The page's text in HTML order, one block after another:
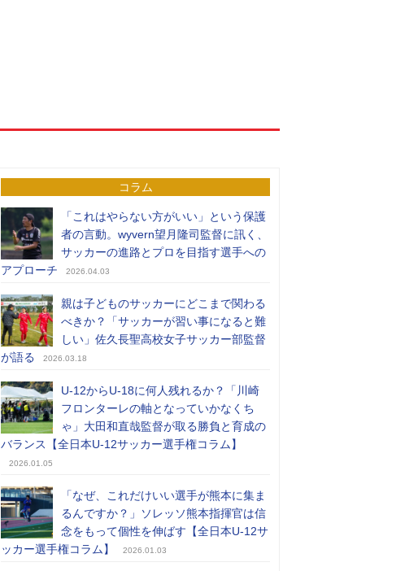
コラム
「これはやらない方がいい」という保護
者の言動。wyvern望月隆司監督に訊く、
サッカーの進路とプロを目指す選手への
アプローチ
2026.04.03
親は子どものサッカーにどこまで関わる
べきか？「サッカーが習い事になると難
しい」佐久長聖高校女子サッカー部監督
が語る
2026.03.18
U-12からU-18に何人残れるか？「川崎
フロンターレの軸となっていかなくち
ゃ」大田和直哉監督が取る勝負と育成の
バランス【全日本U-12サッカー選手権コラム】
2026.01.05
「なぜ、これだけいい選手が熊本に集ま
るんですか？」ソレッソ熊本指揮官は信
念をもって個性を伸ばす【全日本U-12サ
ッカー選手権コラム】
2026.01.03